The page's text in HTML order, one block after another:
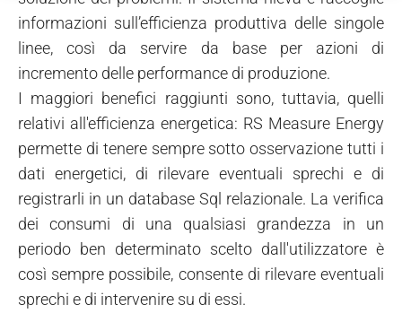
informazioni sull’efficienza produttiva delle singole
linee, così da servire da base per azioni di
incremento delle performance di produzione.
I maggiori benefici raggiunti sono, tuttavia, quelli
relativi all'efficienza energetica: RS Measure Energy
permette di tenere sempre sotto osservazione tutti i
dati energetici, di rilevare eventuali sprechi e di
registrarli in un database Sql relazionale. La verifica
dei consumi di una qualsiasi grandezza in un
periodo ben determinato scelto dall'utilizzatore è
così sempre possibile, consente di rilevare eventuali
sprechi e di intervenire su di essi.